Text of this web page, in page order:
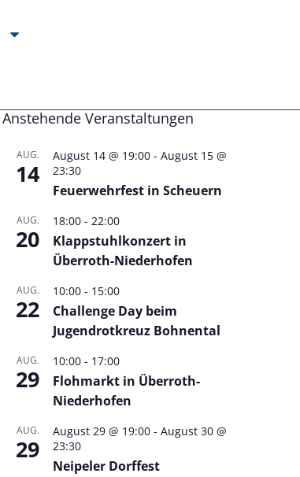
Anstehende Veranstaltungen
AUG.
14
August 14 @ 19:00 - August 15 @
23:30
Feuerwehrfest in Scheuern
AUG.
20
18:00 - 22:00
Klappstuhlkonzert in
Überroth-Niederhofen
AUG.
22
10:00 - 15:00
Challenge Day beim
Jugendrotkreuz Bohnental
AUG.
29
10:00 - 17:00
Flohmarkt in Überroth-
Niederhofen
AUG.
29
August 29 @ 19:00 - August 30 @
23:30
Neipeler Dorffest